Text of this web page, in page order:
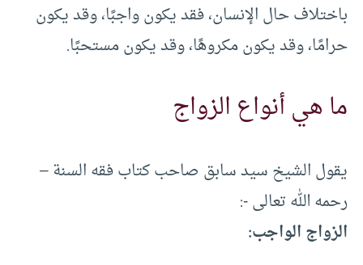
باختلاف حال الإنسان، فقد يكون واجبًا، وقد يكون
حرامًا، وقد يكون مكروهًا، وقد يكون مستحبًا.
ما هي أنواع الزواج
يقول الشيخ سيد سابق صاحب كتاب فقه السنة –
رحمه الله تعالى -:
الزواج الواجب: